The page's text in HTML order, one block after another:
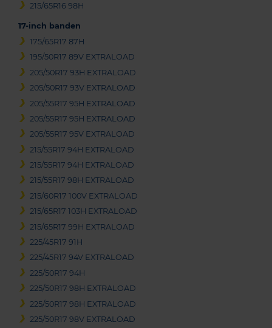
215/65R16 98H
17-inch banden
175/65R17 87H
195/50R17 89V EXTRALOAD
205/50R17 93H EXTRALOAD
205/50R17 93V EXTRALOAD
205/55R17 95H EXTRALOAD
205/55R17 95H EXTRALOAD
205/55R17 95V EXTRALOAD
215/55R17 94H EXTRALOAD
215/55R17 94H EXTRALOAD
215/55R17 98H EXTRALOAD
215/60R17 100V EXTRALOAD
215/65R17 103H EXTRALOAD
215/65R17 99H EXTRALOAD
225/45R17 91H
225/45R17 94V EXTRALOAD
225/50R17 94H
225/50R17 98H EXTRALOAD
225/50R17 98H EXTRALOAD
225/50R17 98V EXTRALOAD